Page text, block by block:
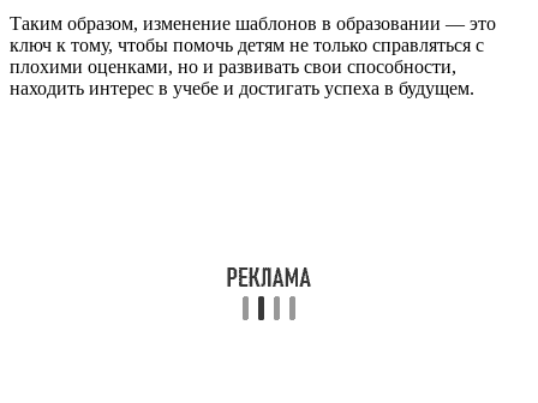
Таким образом, изменение шаблонов в образовании — это
ключ к тому, чтобы помочь детям не только справляться с
плохими оценками, но и развивать свои способности,
находить интерес в учебе и достигать успеха в будущем.